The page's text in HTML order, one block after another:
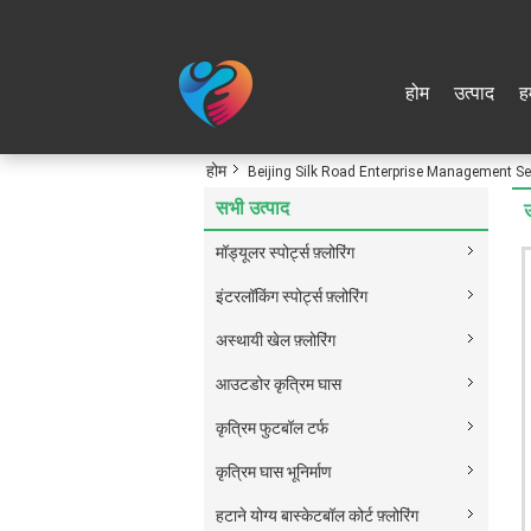
होम उत्पाद
होम Beijing Silk Road Enterprise Management
सभी उत्पाद
मॉड्यूलर स्पोर्ट्स फ़्लोरिंग
इंटरलॉकिंग स्पोर्ट्स फ़्लोरिंग
अस्थायी खेल फ़्लोरिंग
आउटडोर कृत्रिम घास
कृत्रिम फुटबॉल टर्फ
कृत्रिम घास भूनिर्माण
हटाने योग्य बास्केटबॉल कोर्ट फ़्लोरिंग